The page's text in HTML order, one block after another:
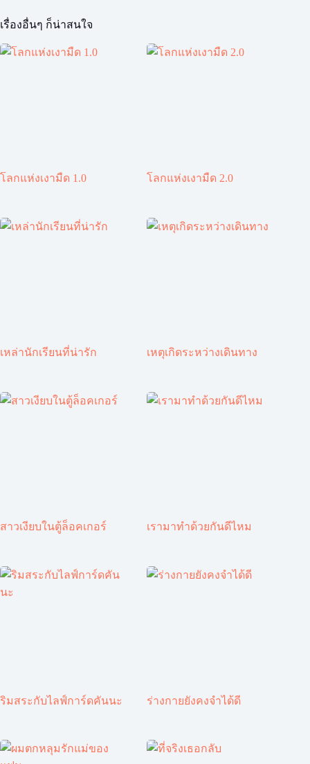
เรื่องอื่นๆ ก็น่าสนใจ
โลกแห่งเงามืด 1.0 โลกแห่งเงามืด 2.0
เหล่านักเรียนที่น่ารัก เหตุเกิดระหว่างเดินทาง
สาวเงียบในตู้ล็อคเกอร์ เรามาทำด้วยกันดีไหม
ริมสระกับไลฟ์การ์ดคันนะ ร่างกายยังคงจำได้ดี